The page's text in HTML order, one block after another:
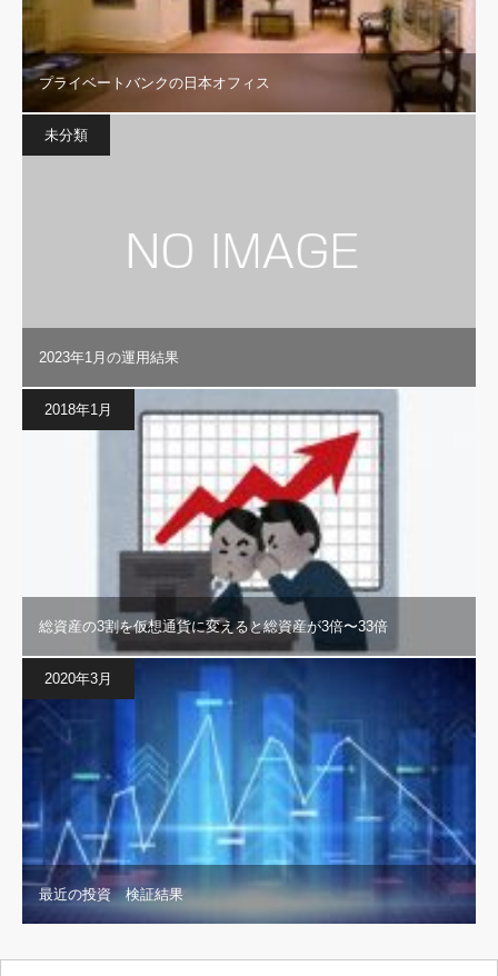
プライベートバンクの日本オフィス
未分類
2023年1月の運用結果
2018年1月
総資産の3割を仮想通貨に変えると総資産が3倍〜33倍
2020年3月
最近の投資 検証結果